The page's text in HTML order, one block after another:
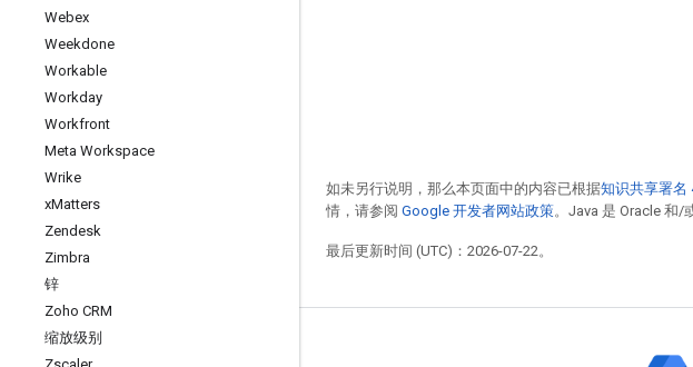
Webex
Weekdone
Workable
Workday
Workfront
Meta Workspace
Wrike
xMatters
Zendesk
Zimbra
锌
Zoho CRM
缩放级别
如未另行说明，那么本页面中的内容已根据知识共享署名
情，请参阅 Google 开发者网站政策。Java 是 Oracle 和/
最后更新时间 (UTC)：2026-07-22。